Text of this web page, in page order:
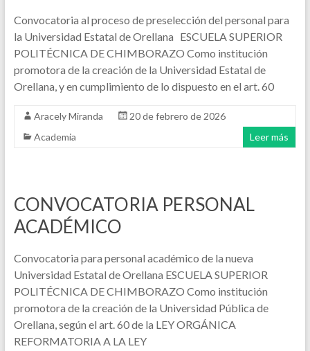
Convocatoria al proceso de preselección del personal para
la Universidad Estatal de Orellana ESCUELA SUPERIOR
POLITÉCNICA DE CHIMBORAZO Como institución
promotora de la creación de la Universidad Estatal de
Orellana, y en cumplimiento de lo dispuesto en el art. 60
Aracely Miranda
20 de febrero de 2026
Academia
Leer más
CONVOCATORIA PERSONAL
ACADÉMICO
Convocatoria para personal académico de la nueva
Universidad Estatal de Orellana ESCUELA SUPERIOR
POLITÉCNICA DE CHIMBORAZO Como institución
promotora de la creación de la Universidad Pública de
Orellana, según el art. 60 de la LEY ORGÁNICA
REFORMATORIA A LA LEY